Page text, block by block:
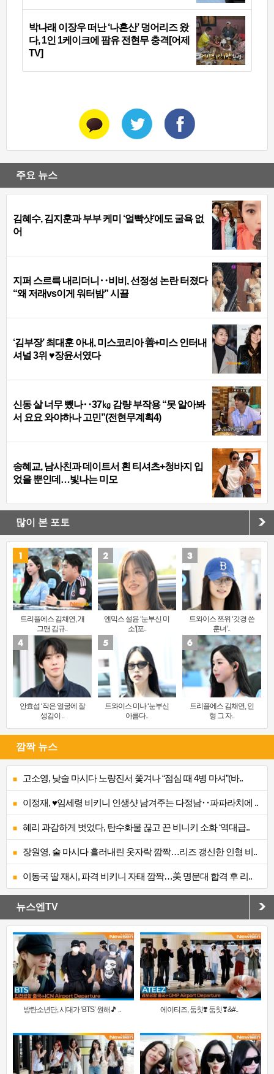
박나래 이장우 떠난 ‘나혼산’ 덩어리즈 왔
다, 1인 1케이크에 팜유 전현무 충격[어제
TV]
주요 뉴스
김혜수, 김지훈과 부부 케미 ‘얼빡샷’에도 굴욕 없
어
지퍼 스르륵 내리더니‥비비, 선정성 논란 터졌다
“왜 저래vs이게 워터밤” 시끌
‘김부장’ 최대훈 아내, 미스코리아 善+미스 인터내
셔널 3위 ♥장윤서였다
신동 살 너무 뺐나‥37㎏ 감량 부작용 “못 알아봐
서 요요 와야하나 고민”(전현무계획4)
송혜교, 남사친과 데이트서 흰 티셔츠+청바지 입
었을 뿐인데…빛나는 미모
많이 본 포토
트리플에스 김채연, 개
그맨 김규..
엔믹스 설윤 ‘눈부신 미
소’[포..
트와이스 쯔위 ‘갓경 쓴
훈녀’..
안효섭 ‘작은 얼굴에 잘
생김이 ..
트와이스 미나 ‘눈부신
아름다..
트리플에스 김채연, 인
형 그 자..
깜짝 뉴스
고소영, 낮술 마시다 노량진서 쫓겨나 “점심 때 4병 마셔”(바..
이정재, ♥임세령 비키니 인생샷 남겨주는 다정남‥파파라치에 ..
혜리 과감하게 벗었다, 탄수화물 끊고 끈 비니키 소화 ‘역대급..
장원영, 술 마시다 흘러내린 옷자락 깜짝…리즈 갱신한 인형 비..
이동국 딸 재시, 파격 비키니 자태 깜짝…美 명문대 합격 후 리..
뉴스엔TV
방탄소년단, 시대가 ‘BTS’ 원해🎵 .. 에이티즈, 둠칫❣️ 둠칫❣&#..